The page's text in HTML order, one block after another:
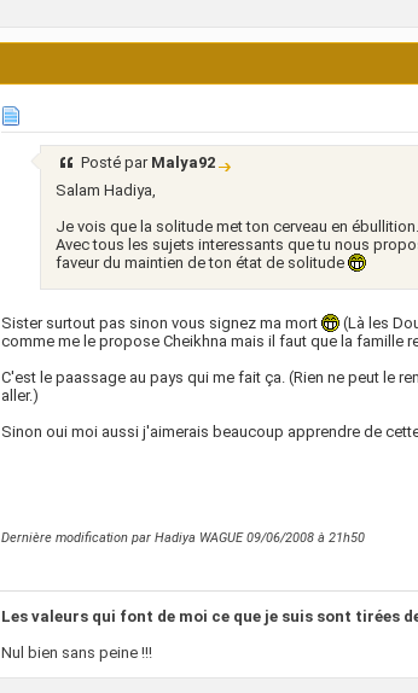
Posté par Malya92
Salam Hadiya,
Je vois que la solitude met ton cerveau en ébullition.
Avec tous les sujets interessants que tu nous
faveur du maintien de ton état de solitude
Sister surtout pas sinon vous signez ma mort
(Là les
comme me le propose Cheikhna mais il faut que la famille
C'est le paassage au pays qui me fait ça. (Rien ne peut le
aller.)
Sinon oui moi aussi j'aimerais beaucoup apprendre de
Dernière modification par Hadiya WAGUE 09/06/2008 à 21h50
Les valeurs qui font de moi ce que je suis sont tirées
Nul bien sans peine !!!